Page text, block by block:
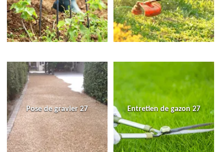
Pose de gravier 27 Entretien de gazon 27